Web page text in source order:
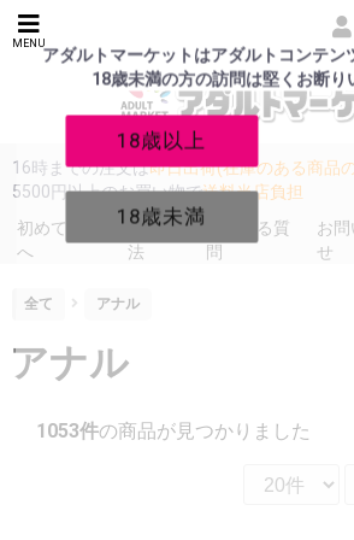
アダルトマーケットはアダルトコンテン
18歳未満の方の訪問は堅くお断り
18歳以上
18歳未満
MENU
16時までの注文は即日出荷(在庫のある商品
5500円以上のお買い物で送料当店負担
初めての方
へ
発送方
法
よくある質
問
お
せ
全て アナル
アナル
1053件の商品が見つかりました